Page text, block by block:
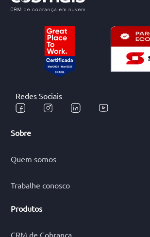
Redes Sociais
Sobre
Quem somos
Trabalhe conosco
Produtos
CRM de Cobrança